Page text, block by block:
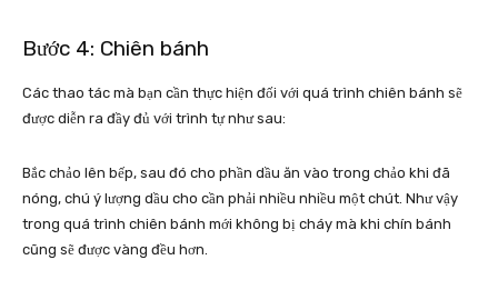
Bước 4: Chiên bánh
Các thao tác mà bạn cần thực hiện đối với quá trình chiên bánh sẽ
được diễn ra đầy đủ với trình tự như sau:
Bắc chảo lên bếp, sau đó cho phần dầu ăn vào trong chảo khi đã
nóng, chú ý lượng dầu cho cần phải nhiều nhiều một chút. Như vậy
trong quá trình chiên bánh mới không bị cháy mà khi chín bánh
cũng sẽ được vàng đều hơn.